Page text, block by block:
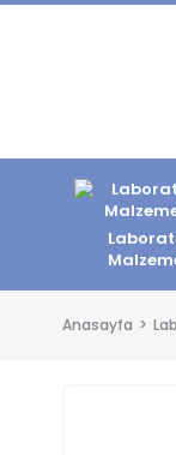
Anasayfa